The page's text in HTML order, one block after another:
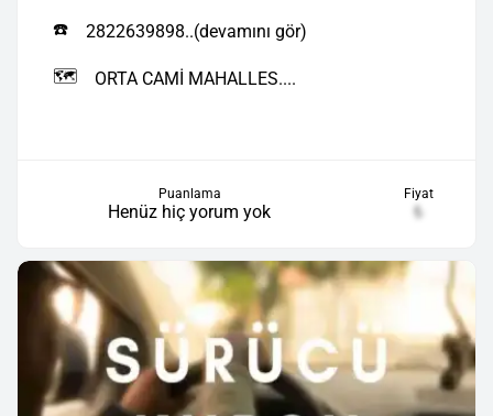
☎️ 2822639898..(devamını gör)
🗺️ ORTA CAMİ MAHALLES....
Puanlama
Henüz hiç yorum yok
Fiyat
₺